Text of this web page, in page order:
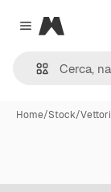
Close menu
Magnific
Home/Stock/Vettori